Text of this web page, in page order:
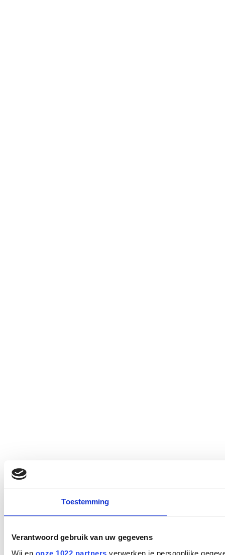
Toestemming
Verantwoord gebruik van uw gegevens
Wij en onze 1022 partners verwerken je persoonlijke